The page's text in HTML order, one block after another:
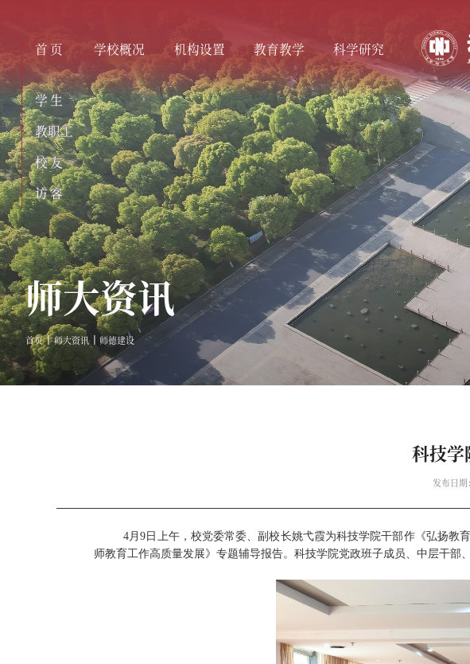
首页 学校概况 机构设置 教育教学 科学研究
学生
教职工
校友
访客
师大资讯
首页 师大资讯 师德建设
科技学
发布日
4月9日上午，校党委常委、副校长姚弋霞为科技学院干部作《弘扬
师教育工作高质量发展》专题辅导报告。科技学院党政班子成员、中层干部